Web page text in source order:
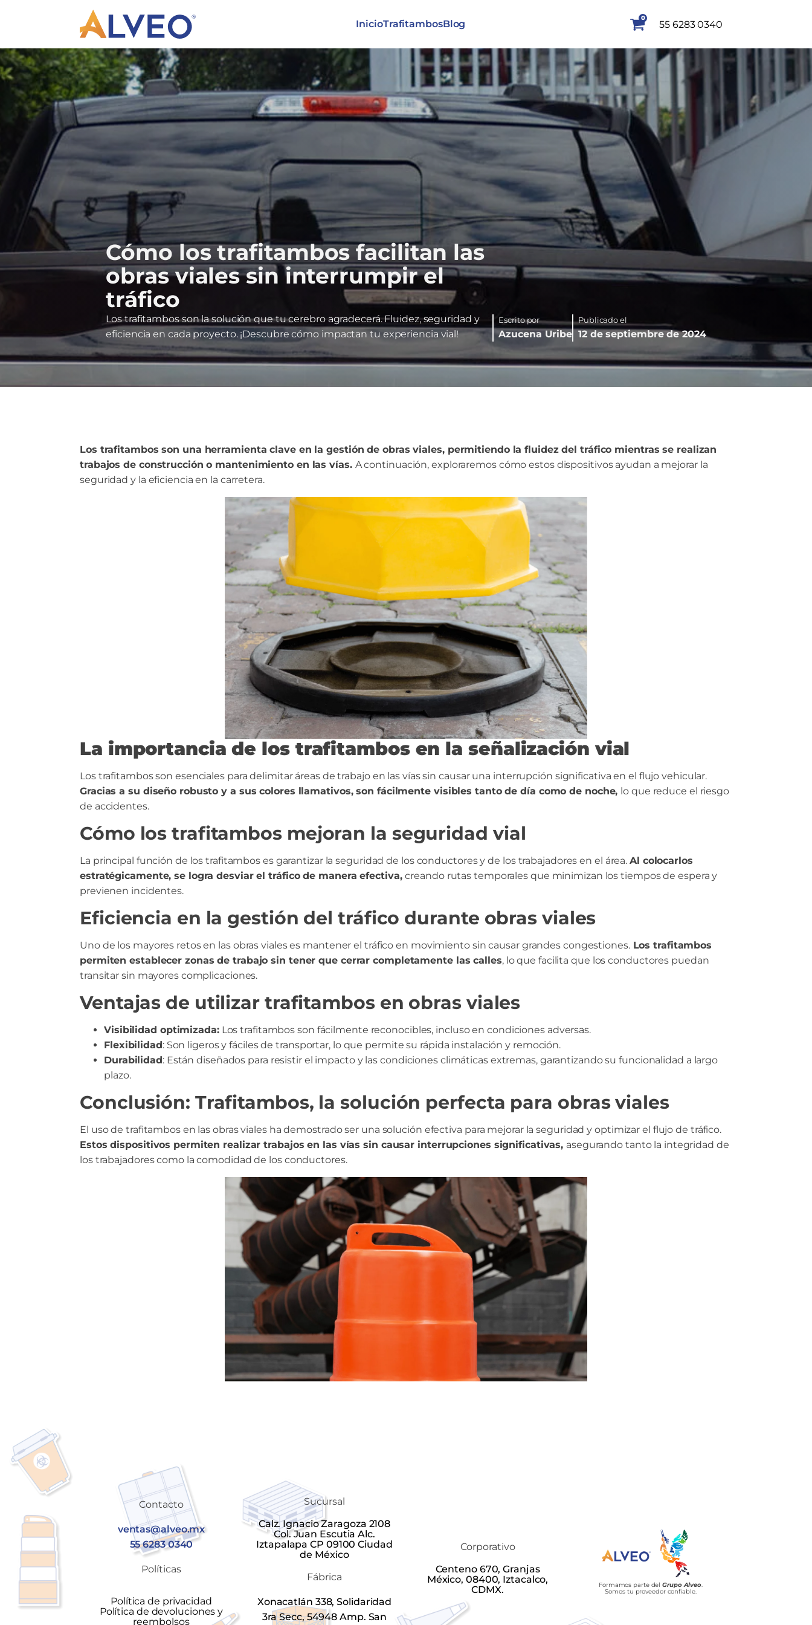
InicioTrafitambosBlog
0
55 6283 0340
Cómo los trafitambos facilitan las
obras viales sin interrumpir el
tráfico
Los trafitambos son la solución que tu cerebro agradecerá. Fluidez, seguridad y
eficiencia en cada proyecto. ¡Descubre cómo impactan tu experiencia vial!
Escrito por
Azucena Uribe
Publicado el
12 de septiembre de 2024
Los trafitambos son una herramienta clave en la gestión de obras viales, permitiendo la fluidez del tráfico mientras se realizan
trabajos de construcción o mantenimiento en las vías. A continuación, exploraremos cómo estos dispositivos ayudan a mejorar la
seguridad y la eficiencia en la carretera.
La importancia de los trafitambos en la señalización vial
Los trafitambos son esenciales para delimitar áreas de trabajo en las vías sin causar una interrupción significativa en el flujo vehicular.
Gracias a su diseño robusto y a sus colores llamativos, son fácilmente visibles tanto de día como de noche, lo que reduce el riesgo
de accidentes.
Cómo los trafitambos mejoran la seguridad vial
La principal función de los trafitambos es garantizar la seguridad de los conductores y de los trabajadores en el área. Al colocarlos
estratégicamente, se logra desviar el tráfico de manera efectiva,creando rutas temporales que minimizan los tiempos de espera y
previenen incidentes.
Eficiencia en la gestión del tráfico durante obras viales
Uno de los mayores retos en las obras viales es mantener el tráfico en movimiento sin causar grandes congestiones.Los trafitambos
permiten establecer zonas de trabajo sin tener que cerrar completamente las calles, lo que facilita que los conductores puedan
transitar sin mayores complicaciones.
Ventajas de utilizar trafitambos en obras viales
Visibilidad optimizada:Los trafitambos son fácilmente reconocibles, incluso en condiciones adversas.
Flexibilidad: Son ligeros y fáciles de transportar, lo que permite su rápida instalación y remoción.
Durabilidad: Están diseñados para resistir el impacto y las condiciones climáticas extremas, garantizando su funcionalidad a largo
plazo.
Conclusión: Trafitambos, la solución perfecta para obras viales
El uso de trafitambos en las obras viales ha demostrado ser una solución efectiva para mejorar la seguridad y optimizar el flujo de tráfico.
Estos dispositivos permiten realizar trabajos en las vías sin causar interrupciones significativas, asegurando tanto la integridad de
los trabajadores como la comodidad de los conductores.
Contacto
ventas@alveo.mx
55 6283 0340
Políticas
Política de privacidad
Política de devoluciones y
reembolsos
Sucursal
Calz. Ignacio Zaragoza 2108
Col. Juan Escutia Alc.
Iztapalapa CP 09100 Ciudad
de México
Fábrica
Xonacatlán 338, Solidaridad
3ra Secc, 54948 Amp. San
Corporativo
Centeno 670, Granjas
México, 08400, Iztacalco,
CDMX.
Formamos parte delGrupo Alveo.
Somos tu proveedor confiable.